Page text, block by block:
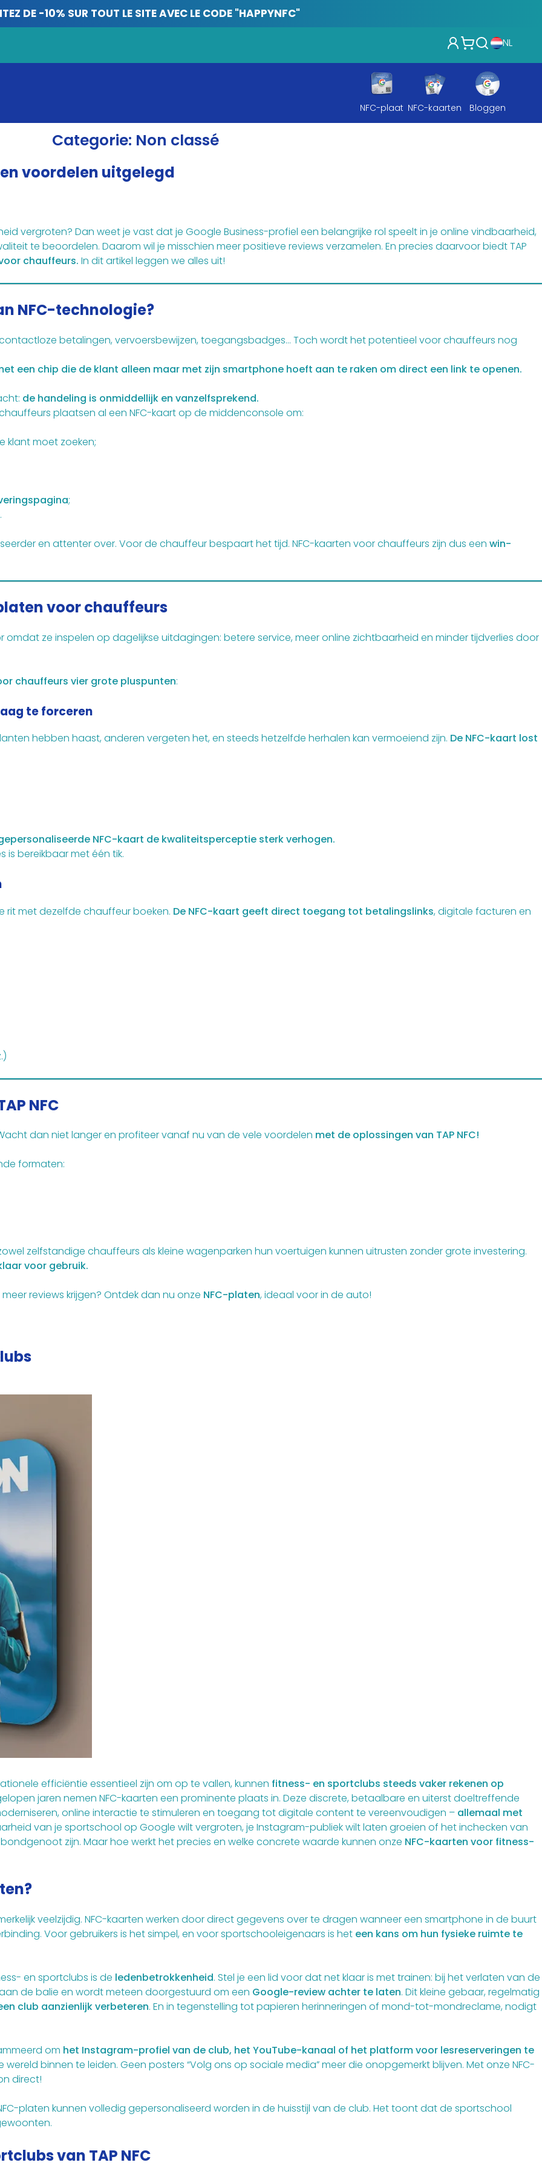
DE -10% SUR TOUT LE SITE AVEC LE CODE "HAPPYNFC"
NL
NFC-plaat NFC-kaarten Bloggen
Categorie: Non classé
voordelen uitgelegd
vergroten? Dan weet je vast dat je Google Business-profiel een belangrijke rol speelt in je online vindbaarheid,
te beoordelen. Daarom wil je misschien meer positieve reviews verzamelen. En precies daarvoor biedt TAP
chauffeurs. In dit artikel leggen we alles uit!
NFC-technologie?
betalingen, vervoersbewijzen, toegangsbadges… Toch wordt het potentieel voor chauffeurs nog
een chip die de klant alleen maar met zijn smartphone hoeft aan te raken om direct een link te openen.
de handeling is onmiddellijk en vanzelfsprekend.
plaatsen al een NFC-kaart op de middenconsole om:
klant moet zoeken;
;
en attenter over. Voor de chauffeur bespaart het tijd. NFC-kaarten voor chauffeurs zijn dus een win-
voor chauffeurs
ze inspelen op dagelijkse uitdagingen: betere service, meer online zichtbaarheid en minder tijdverlies door
chauffeurs vier grote pluspunten:
te forceren
hebben haast, anderen vergeten het, en steeds hetzelfde herhalen kan vermoeiend zijn. De NFC-kaart lost
NFC-kaart de kwaliteitsperceptie sterk verhogen.
is bereikbaar met één tik.
rit met dezelfde chauffeur boeken. De NFC-kaart geeft direct toegang tot betalingslinks, digitale facturen en
NFC
dan niet langer en profiteer vanaf nu van de vele voordelen met de oplossingen van TAP NFC!
formaten:
zelfstandige chauffeurs als kleine wagenparken hun voertuigen kunnen uitrusten zonder grote investering.
voor gebruik.
reviews krijgen? Ontdek dan nu onze NFC-platen, ideaal voor in de auto!
efficiëntie essentieel zijn om op te vallen, kunnen fitness- en sportclubs steeds vaker rekenen op
jaren nemen NFC-kaarten een prominente plaats in. Deze discrete, betaalbare en uiterst doeltreffende
online interactie te stimuleren en toegang tot digitale content te vereenvoudigen – allemaal met
van je sportschool op Google wilt vergroten, je Instagram-publiek wilt laten groeien of het inchecken van
zijn. Maar hoe werkt het precies en welke concrete waarde kunnen onze NFC-kaarten voor fitness-
veelzijdig. NFC-kaarten werken door direct gegevens over te dragen wanneer een smartphone in de buurt
Voor gebruikers is het simpel, en voor sportschooleigenaars is het een kans om hun fysieke ruimte te
en sportclubs is de ledenbetrokkenheid. Stel je een lid voor dat net klaar is met trainen: bij het verlaten van de
de balie en wordt meteen doorgestuurd om een Google-review achter te laten. Dit kleine gebaar, regelmatig
club aanzienlijk verbeteren. En in tegenstelling tot papieren herinneringen of mond-tot-mondreclame, nodigt
om het Instagram-profiel van de club, het YouTube-kanaal of het platform voor lesreserveringen te
binnen te leiden. Geen posters “Volg ons op sociale media” meer die onopgemerkt blijven. Met onze NFC-
direct!
platen kunnen volledig gepersonaliseerd worden in de huisstijl van de club. Het toont dat de sportschool
van TAP NFC